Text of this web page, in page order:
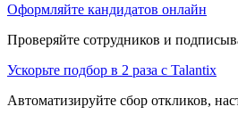
Оформляйте кандидатов онлайн
Проверяйте сотрудников и
Ускорьте подбор в 2 раза с Talantix
Автоматизируйте сбор откликов,